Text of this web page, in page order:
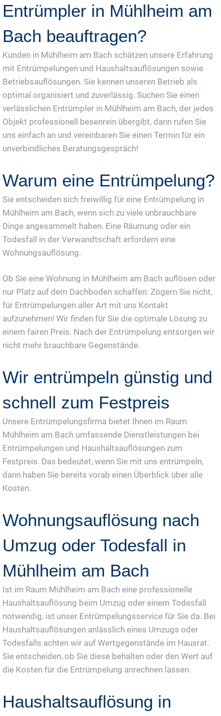
Entrümpler in Mühlheim am
Bach beauftragen?
Kunden in Mühlheim am Bach schätzen unsere Erfahrung
mit Entrümpelungen und Haushaltsauflösungen sowie
Betriebsauflösungen. Sie kennen unseren Betrieb als
optimal organisiert und zuverlässig. Suchen Sie einen
verlässlichen Entrümpler in Mühlheim am Bach, der jedes
Objekt professionell besenrein übergibt, dann rufen Sie
uns einfach an und vereinbaren Sie einen Termin für ein
unverbindliches Beratungsgespräch!
Warum eine Entrümpelung?
Sie entscheiden sich freiwillig für eine Entrümpelung in
Mühlheim am Bach, wenn sich zu viele unbrauchbare
Dinge angesammelt haben. Eine Räumung oder ein
Todesfall in der Verwandtschaft erfordern eine
Wohnungsauflösung.
Ob Sie eine Wohnung in Mühlheim am Bach auflösen oder
nur Platz auf dem Dachboden schaffen: Zögern Sie nicht,
für Entrümpelungen aller Art mit uns Kontakt
aufzunehmen! Wir finden für Sie die optimale Lösung zu
einem fairen Preis. Nach der Entrümpelung entsorgen wir
nicht mehr brauchbare Gegenstände.
Wir entrümpeln günstig und
schnell zum Festpreis
Unsere Entrümpelungsfirma bietet Ihnen im Raum
Mühlheim am Bach umfassende Dienstleistungen bei
Entrümpelungen und Haushaltsauflösungen zum
Festpreis. Das bedeutet, wenn Sie mit uns entrümpeln,
dann haben Sie bereits vorab einen Überblick über alle
Kosten.
Wohnungsauflösung nach
Umzug oder Todesfall in
Mühlheim am Bach
Ist im Raum Mühlheim am Bach eine professionelle
Haushaltsauflösung beim Umzug oder einem Todesfall
notwendig, ist unser Entrümpelungsservice für Sie da. Bei
Haushaltsauflösungen anlässlich eines Umzugs oder
Todesfalls achten wir auf Wertgegenstände im Hausrat.
Sie entscheiden, ob Sie diese behalten oder den Wert auf
die Kosten für die Entrümpelung anrechnen lassen.
Haushaltsauflösung in